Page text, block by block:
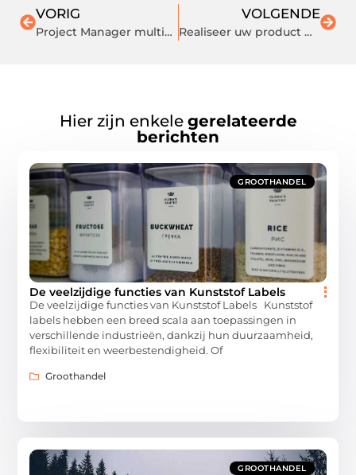
VORIG
Project Manager multinational
VOLGENDE
Realiseer uw product met behulp van een ontwerpbureau
Hier zijn enkele gerelateerde
berichten
GROOTHANDEL
De veelzijdige functies van Kunststof Labels
De veelzijdige functies van Kunststof Labels Kunststof
labels hebben een breed scala aan toepassingen in
verschillende industrieën, dankzij hun duurzaamheid,
flexibiliteit en weerbestendigheid. Of
Groothandel
GROOTHANDEL